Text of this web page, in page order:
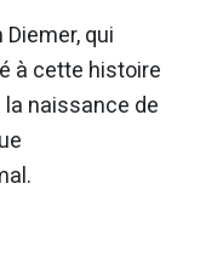
qui
à cette histoire
naissance de